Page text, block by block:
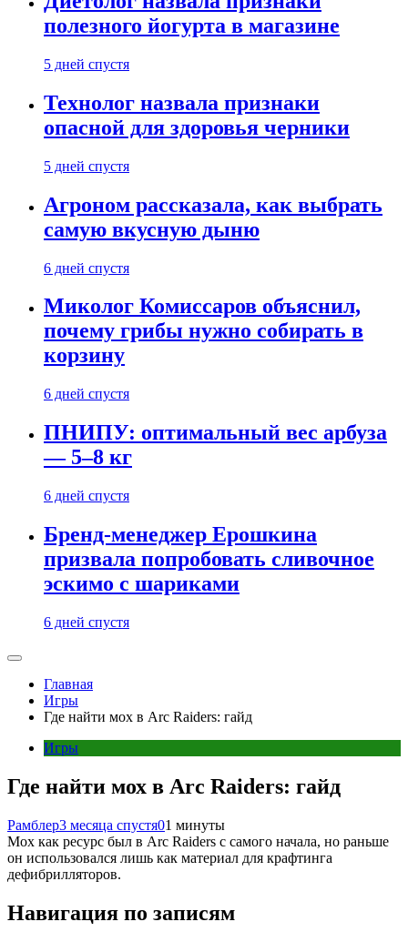
полезного йогурта в магазине
5 дней спустя
Технолог назвала признаки
опасной для здоровья черники
5 дней спустя
Агроном рассказала, как выбрать
самую вкусную дыню
6 дней спустя
Миколог Комиссаров объяснил,
почему грибы нужно собирать в
корзину
6 дней спустя
ПНИПУ: оптимальный вес арбуза
— 5–8 кг
6 дней спустя
Бренд-менеджер Ерошкина
призвала попробовать сливочное
эскимо с шариками
6 дней спустя
Главная
Игры
Где найти мох в Arc Raiders: гайд
Игры
Где найти мох в Arc Raiders: гайд
Рамблер3 месяца спустя01 минуты
Мох как ресурс был в Arc Raiders с самого начала, но раньше
он использовался лишь как материал для крафтинга
дефибрилляторов.
Навигация по записям